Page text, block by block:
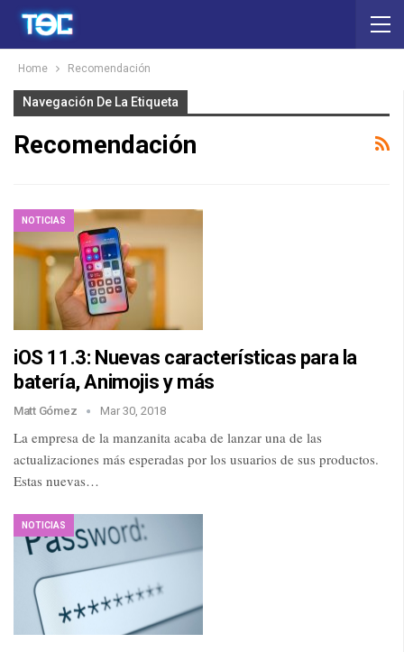
Home Recomendación
Navegación De La Etiqueta
Recomendación
NOTICIAS
iOS 11.3: Nuevas características para la
batería, Animojis y más
Matt Gómez Mar 30, 2018
La empresa de la manzanita acaba de lanzar una de las
actualizaciones más esperadas por los usuarios de sus productos.
Estas nuevas…
NOTICIAS